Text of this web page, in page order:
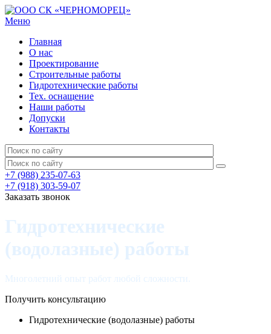
Меню
Главная
О нас
Проектирование
Строительные работы
Гидротехнические работы
Тех. оснащение
Наши работы
Допуски
Контакты
+7 (988) 235-07-63
+7 (918) 303-59-07
Заказать звонок
Гидротехнические
(водолазные) работы
Многолетний опыт работ любой сложности.
Получить консультацию
Гидротехнические (водолазные) работы